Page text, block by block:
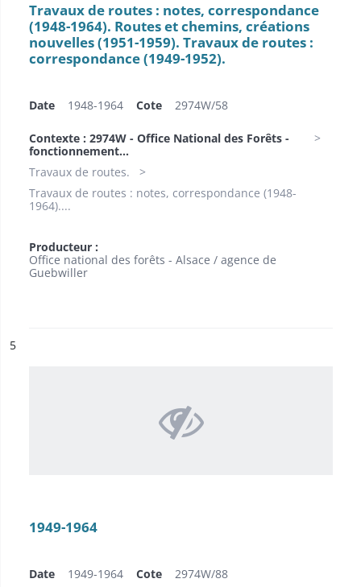
Travaux de routes : notes, correspondance
(1948-1964). Routes et chemins, créations
nouvelles (1951-1959). Travaux de routes :
correspondance (1949-1952).
Date 1948-1964 Cote 2974W/58
Contexte : 2974W - Office National des Forêts -
fonctionnement...
Travaux de routes.
Travaux de routes : notes, correspondance (1948-
1964)....
Producteur :
Office national des forêts - Alsace / agence de
Guebwiller
n°
5
1949-1964
Date 1949-1964 Cote 2974W/88